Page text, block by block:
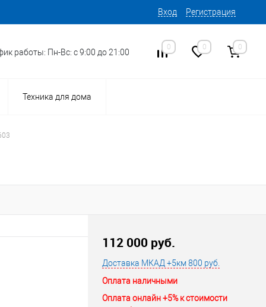
Вход Регистрация
работы: Пн-Вс: с 9:00 до 21:00
0 0 0
Техника для дома
112 000 руб.
Доставка МКАД +5км 800 руб.
Оплата наличными
Оплата онлайн +5% к стоимости